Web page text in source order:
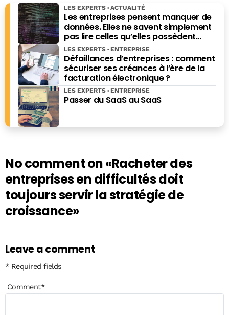
Les entreprises pensent manquer de
données. Elles ne savent simplement
pas lire celles qu’elles possèdent
déjà.
LES EXPERTS ACTUALITÉ
Défaillances d’entreprises : comment
sécuriser ses créances à l’ère de la
facturation électronique ?
LES EXPERTS ENTREPRISE
Passer du SaaS au SaaS
LES EXPERTS ENTREPRISE
No comment on«Racheter des
entreprises en difficultés doit
toujours servir la stratégie de
croissance»
Leave a comment
* Required fields
Comment*